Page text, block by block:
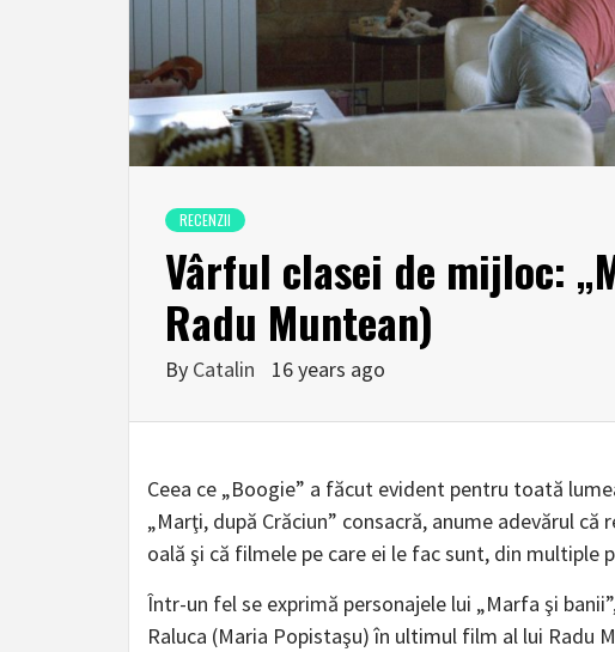
RECENZII
Vârful clasei de mijloc:
Radu Muntean)
By Catalin 16 years ago
Ceea ce „Boogie” a făcut evident pentru toată
„Marţi, după Crăciun” consacră, anume adevărul
oală şi că filmele pe care ei le fac sunt, din
Într-un fel se exprimă personajele lui „Marfa şi
Raluca (Maria Popistaşu) în ultimul film al lui Radu